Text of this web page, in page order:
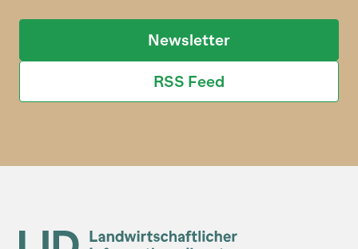
Newsletter
RSS Feed